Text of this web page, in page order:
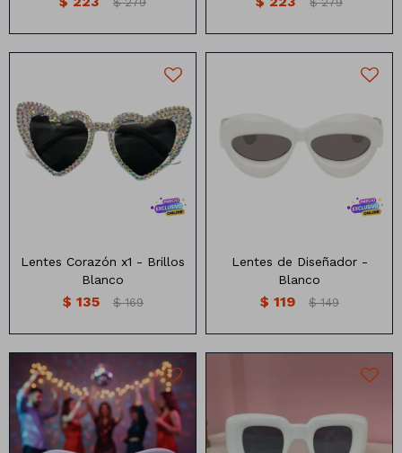
Lentes Corazón x1 - Brillos
Blanco
$ 135 $ 169
Lentes de Diseñador -
Blanco
$ 119 $ 149